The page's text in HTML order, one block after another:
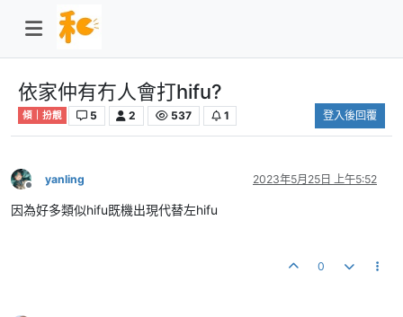
依家仲有冇人會打hifu?
傾｜扮靚 5 2 537 1 登入後回覆
離線
yanling 2023年5月25日 上午5:52
因為好多類似hifu既機出現代替左hifu
0